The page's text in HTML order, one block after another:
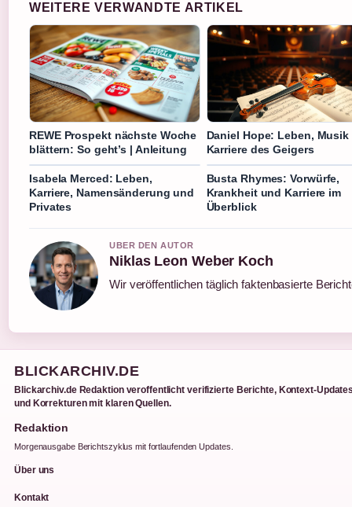
WEITERE VERWANDTE ARTIKEL
REWE Prospekt nächste Woche
blättern: So geht’s | Anleitung
Daniel Hope: Leben,
Karriere des Geigers
Isabela Merced: Leben,
Karriere, Namensänderung und
Privates
Busta Rhymes: Vorwürfe,
Krankheit und Karriere im
Überblick
UBER DEN AUTOR
Niklas Leon Weber Koch
Wir veröffentlichen täglich faktenbasierte
BLICKARCHIV.DE
Blickarchiv.de Redaktion veroffentlicht verifizierte Berichte, Kontext-
und Korrekturen mit klaren Quellen.
Redaktion
Morgenausgabe Berichtszyklus mit fortlaufenden Updates.
Über uns
Kontakt